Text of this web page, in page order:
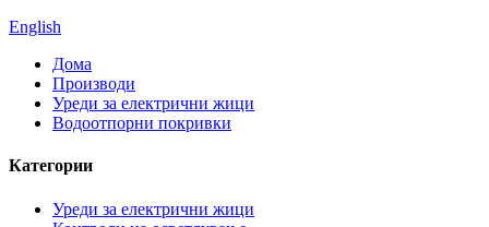
English
Дома
Производи
Уреди за електрични жици
Водоотпорни покривки
Категории
Уреди за електрични жици